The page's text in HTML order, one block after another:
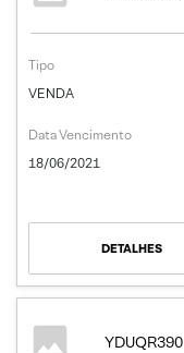
Tipo
VENDA
Data Vencimento
18/06/2021
DETALHES
YDUQR390